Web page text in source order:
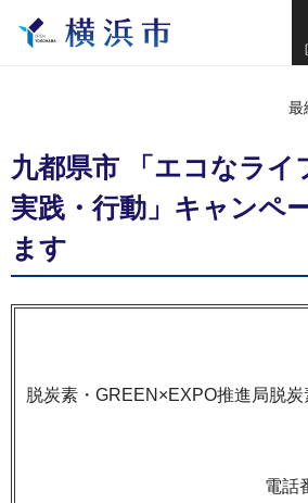
最
九都県市 「エコなライ
実践・行動」キャンペ
ます
脱炭素・GREEN×EXPO推進局脱
電話